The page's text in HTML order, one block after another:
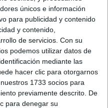
únicos e información
para publicidad y contenido
y contenido,
de servicios. Con su
podemos utilizar datos de
mediante las
hacer clic para otorgarnos
1733 socios para
previamente descrito. De
para denegar su
es otro trabajo distinto y
lo que sé que me gusta
de entre todas las cosas
aprender. Me parece
que la ha estudiado
y profe de universidad o
me parece también una
llegar a serlo, orientador o
malas salidas.